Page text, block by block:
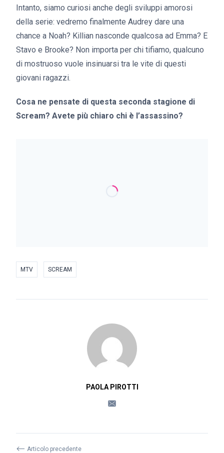
Intanto, siamo curiosi anche degli sviluppi amorosi
della serie: vedremo finalmente Audrey dare una
chance a Noah? Killian nasconde qualcosa ad Emma? E
Stavo e Brooke? Non importa per chi tifiamo, qualcuno
di mostruoso vuole insinuarsi tra le vite di questi
giovani ragazzi.
Cosa ne pensate di questa seconda stagione di
Scream? Avete più chiaro chi è l’assassino?
MTV SCREAM
PAOLA PIROTTI
⟵ Articolo precedente